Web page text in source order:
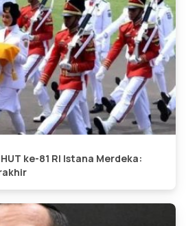
ke-81 RI Istana Merdeka: